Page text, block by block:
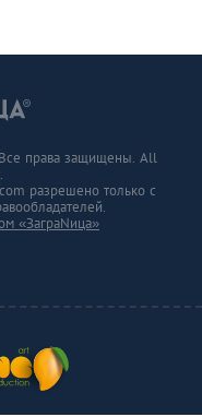
права защищены. All
разрешено только с
«ЗаграNица»